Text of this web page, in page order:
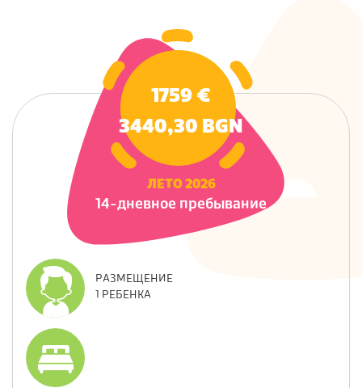
1759 €
3440,30 BGN
ЛЕТО 2026
14-дневное пребывание
РАЗМЕЩЕНИЕ
1 РЕБЕНКА